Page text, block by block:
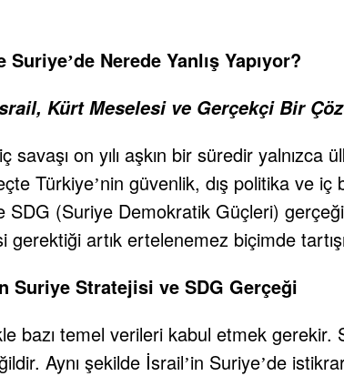
Suriye’de Nerede Yanlış Yapıyor?
Kürt Meselesi ve Gerçekçi Bir
savaşı on yılı aşkın bir süredir yalnızca
Türkiye’nin güvenlik, dış politika ve iç
SDG (Suriye Demokratik Güçleri)
gerektiği artık ertelenemez biçimde
Suriye Stratejisi ve SDG Gerçeği
bazı temel verileri kabul etmek gerekir.
Aynı şekilde İsrail’in Suriye’de